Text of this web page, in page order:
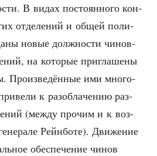
В видах посто­ян­но­го кон­
отде­ле­ний и общей поли­
новые долж­но­сти чинов­
на кото­рые при­гла­ше­ны
Про­из­ве­дён­ные ими мно­го­
к раз­об­ла­че­нию раз­
(меж­ду про­чим и к воз­
Рейн­бо­те). Дви­же­ние
обес­пе­че­ние чинов